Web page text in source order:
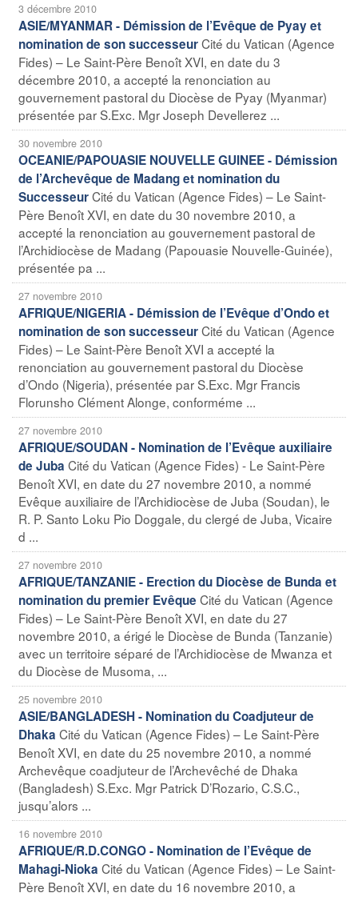
3 décembre 2010
ASIE/MYANMAR - Démission de l’Evêque de Pyay et
nomination de son successeurCité du Vatican (Agence
Fides) – Le Saint-Père Benoît XVI, en date du 3
décembre 2010, a accepté la renonciation au
gouvernement pastoral du Diocèse de Pyay (Myanmar)
présentée par S.Exc. Mgr Joseph Devellerez ...
30 novembre 2010
OCEANIE/PAPOUASIE NOUVELLE GUINEE - Démission
de l’Archevêque de Madang et nomination du
SuccesseurCité du Vatican (Agence Fides) – Le Saint-
Père Benoît XVI, en date du 30 novembre 2010, a
accepté la renonciation au gouvernement pastoral de
l’Archidiocèse de Madang (Papouasie Nouvelle-Guinée),
présentée pa ...
27 novembre 2010
AFRIQUE/NIGERIA - Démission de l’Evêque d’Ondo et
nomination de son successeurCité du Vatican (Agence
Fides) – Le Saint-Père Benoît XVI a accepté la
renonciation au gouvernement pastoral du Diocèse
d’Ondo (Nigeria), présentée par S.Exc. Mgr Francis
Florunsho Clément Alonge, conforméme ...
27 novembre 2010
AFRIQUE/SOUDAN - Nomination de l’Evêque auxiliaire
de Juba Cité du Vatican (Agence Fides) - Le Saint-Père
Benoît XVI, en date du 27 novembre 2010, a nommé
Evêque auxiliaire de l’Archidiocèse de Juba (Soudan), le
R. P. Santo Loku Pio Doggale, du clergé de Juba, Vicaire
d ...
27 novembre 2010
AFRIQUE/TANZANIE - Erection du Diocèse de Bunda et
nomination du premier Evêque Cité du Vatican (Agence
Fides) – Le Saint-Père Benoît XVI, en date du 27
novembre 2010, a érigé le Diocèse de Bunda (Tanzanie)
avec un territoire séparé de l’Archidiocèse de Mwanza et
du Diocèse de Musoma, ...
25 novembre 2010
ASIE/BANGLADESH - Nomination du Coadjuteur de
Dhaka Cité du Vatican (Agence Fides) – Le Saint-Père
Benoît XVI, en date du 25 novembre 2010, a nommé
Archevêque coadjuteur de l’Archevêché de Dhaka
(Bangladesh) S.Exc. Mgr Patrick D’Rozario, C.S.C.,
jusqu’alors ...
16 novembre 2010
AFRIQUE/R.D.CONGO - Nomination de l’Evêque de
Mahagi-Nioka Cité du Vatican (Agence Fides) – Le Saint-
Père Benoît XVI, en date du 16 novembre 2010, a